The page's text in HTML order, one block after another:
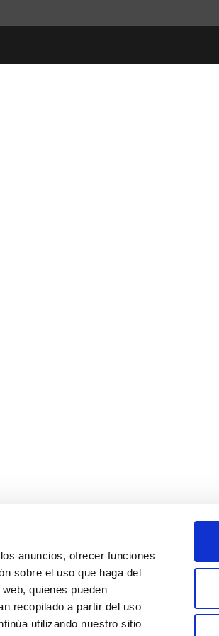
anuncios, ofrecer funciones
sobre el uso que haga del
quienes pueden
recopilado a partir del uso
utilizando nuestro sitio